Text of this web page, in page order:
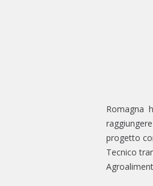
Romagna
progetto
Tecnico